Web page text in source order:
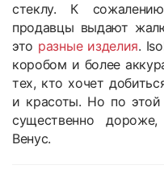
стеклу. К
продавцы выдают
это разные изделия.
коробом и более
тех, кто хочет
и красоты. Но по
существенно
Венус.